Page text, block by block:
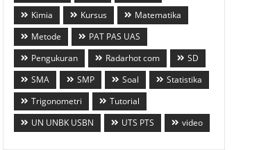
Kimia
Kursus
Matematika
Metode
PAT PAS UAS
Pengukuran
Radarhot com
SD
SMA
SMP Soal
Statistika
Trigonometri
Tutorial
UN UNBK USBN
UTS PTS video